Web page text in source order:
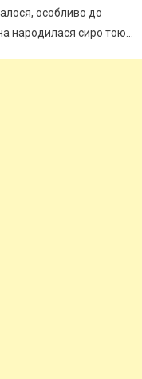
особливо до
народилася сиро тою…